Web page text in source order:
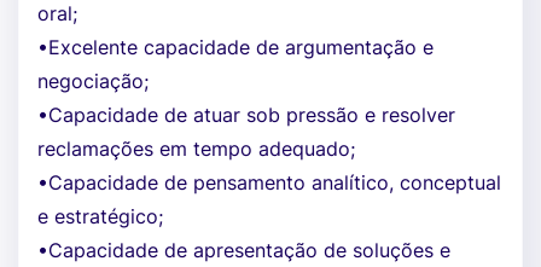
oral;
•Excelente capacidade de argumentação e
negociação;
•Capacidade de atuar sob pressão e resolver
reclamações em tempo adequado;
•Capacidade de pensamento analítico, conceptual
e estratégico;
•Capacidade de apresentação de soluções e